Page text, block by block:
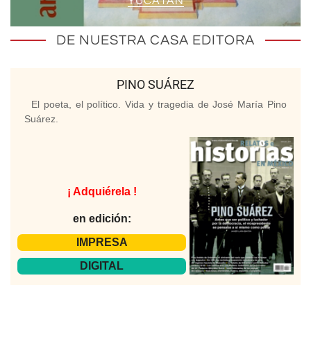
DE NUESTRA CASA EDITORA
PINO SUÁREZ
El poeta, el político. Vida y tragedia de José María Pino
Suárez.
¡ Adquiérela !
en edición:
IMPRESA
DIGITAL